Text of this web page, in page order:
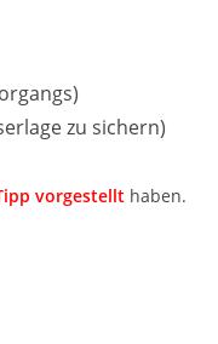
zu sichern)
vorgestellt haben.